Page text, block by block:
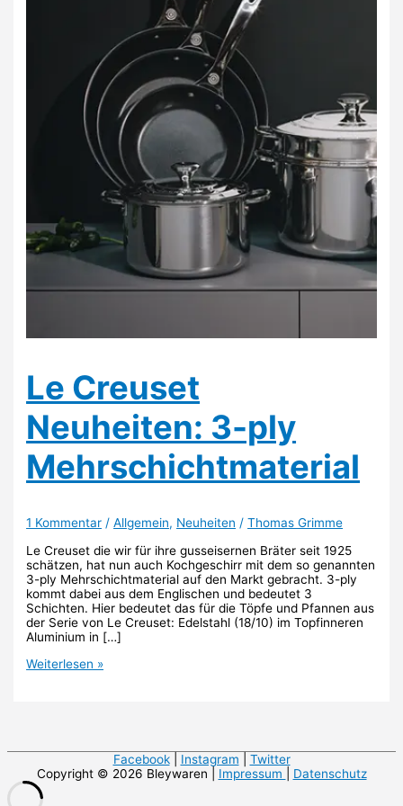
Le Creuset
Neuheiten: 3-ply
Mehrschichtmaterial
1 Kommentar /Allgemein, Neuheiten /Thomas Grimme
Le Creuset die wir für ihre gusseisernen Bräter seit 1925
schätzen, hat nun auch Kochgeschirr mit dem so genannten
3-ply Mehrschichtmaterial auf den Markt gebracht. 3-ply
kommt dabei aus dem Englischen und bedeutet 3
Schichten. Hier bedeutet das für die Töpfe und Pfannen aus
der Serie von Le Creuset: Edelstahl (18/10) im Topfinneren
Aluminium in […]
Le
Weiterlesen »
Facebook| Instagram
Twitter
Copyright © 2026 Bleywaren | Impressum Datenschutz